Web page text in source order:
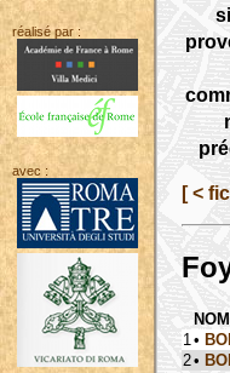
réalisé par :
avec :
[ <
1 •
2•